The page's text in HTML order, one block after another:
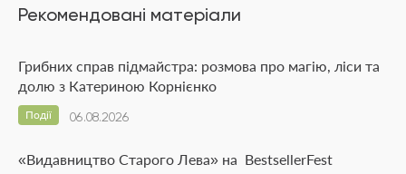
Рекомендовані матеріали
Грибних справ підмайстра: розмова про магію, ліси та
долю з Катериною Корнієнко
06.08.2026
Події
«Видавництво Старого Лева» на BestsellerFest